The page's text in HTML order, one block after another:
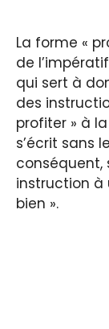
La forme «
de
qui sert à
des
profiter » à
s’écrit sans
conséquent,
instruction à
bien ».